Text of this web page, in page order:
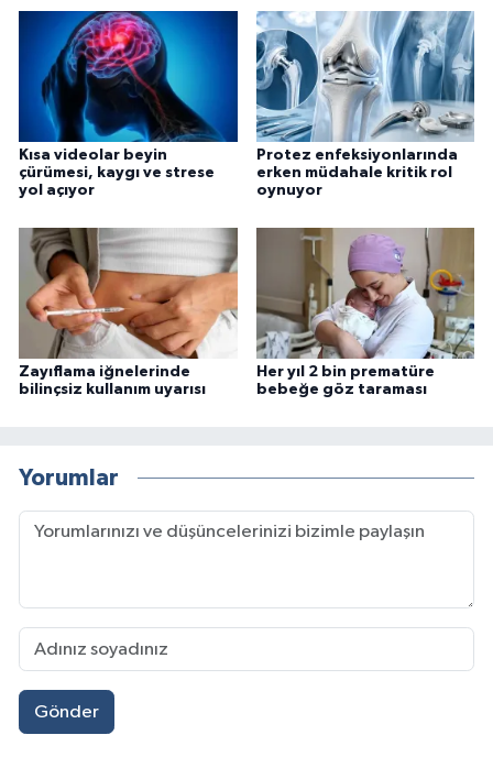
Kısa videolar beyin
çürümesi, kaygı ve strese
yol açıyor
Protez enfeksiyonlarında
erken müdahale kritik rol
oynuyor
Zayıflama iğnelerinde
bilinçsiz kullanım uyarısı
Her yıl 2 bin prematüre
bebeğe göz taraması
Yorumlar
Gönder